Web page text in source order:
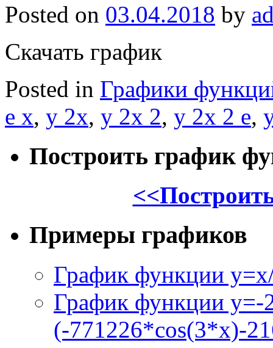
Posted on 03.04.2018 by
Скачать график
Posted in Графики
e x, y 2x, y 2x 2, y 2x 2 e,
Построить график
Примеры графиков
График функции
График функции y=-
(-771226*cos(3*x)-